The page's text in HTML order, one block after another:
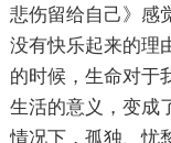
悲伤留给自己》感
没有快乐起来的理
的时候，生命对于
生活的意义，变成
情况下，孤独、忧